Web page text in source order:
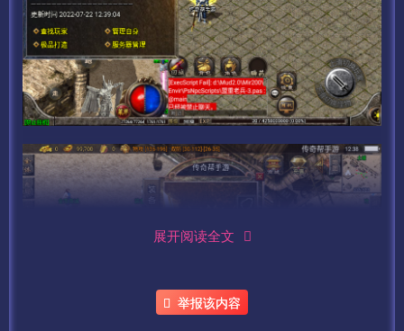
展开阅读全文
举报该内容